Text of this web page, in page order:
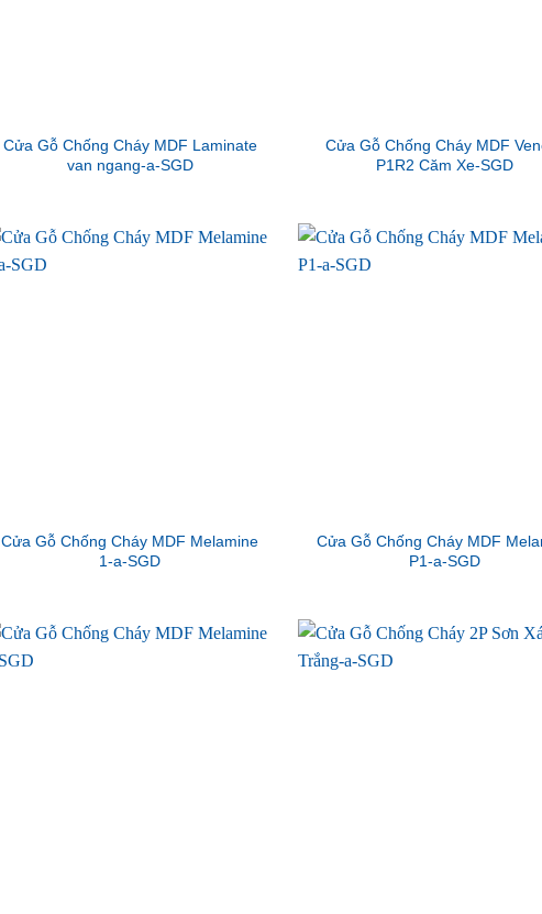
Cửa Gỗ Chống Cháy MDF Laminate
van ngang-a-SGD
Cửa Gỗ Chống Cháy MDF
P1R2 Căm Xe-SGD
Cửa Gỗ Chống Cháy MDF Melamine
1-a-SGD
Cửa Gỗ Chống Cháy MDF
P1-a-SGD